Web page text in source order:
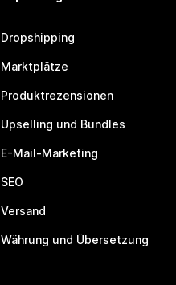
Dropshipping
Marktplätze
Produktrezensionen
Upselling und Bundles
E-Mail-Marketing
SEO
Versand
Währung und Übersetzung